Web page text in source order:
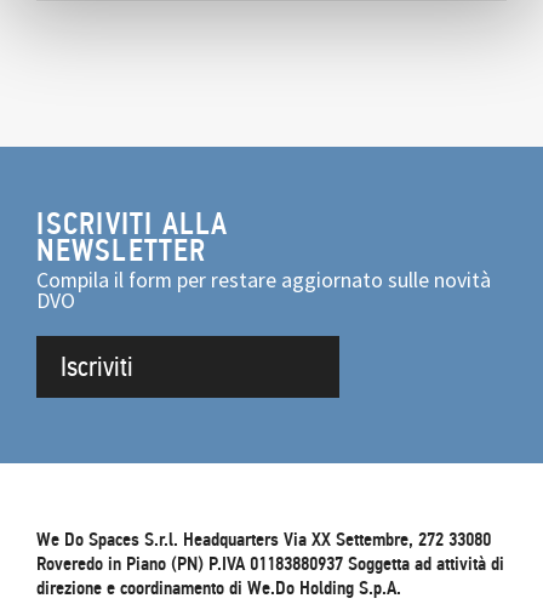
ISCRIVITI ALLA
NEWSLETTER
Compila il form per restare aggiornato sulle novità
DVO
Iscriviti
We Do Spaces S.r.l. Headquarters Via XX Settembre, 272 33080
Roveredo in Piano (PN) P.IVA 01183880937 Soggetta ad attività di
direzione e coordinamento di We.Do Holding S.p.A.